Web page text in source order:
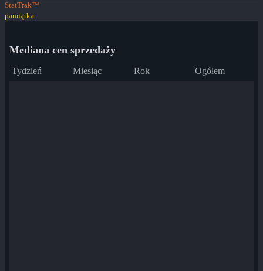
StatTrak™
pamiątka
Mediana cen sprzedaży
Tydzień Miesiąc Rok Ogółem